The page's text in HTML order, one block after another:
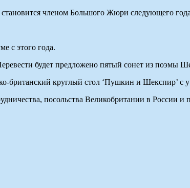
членом Большого Жюри следующего
с этого года.
будет предложено пятый сонет из
британский круглый стол ‘Пушкин и Шекспир’ с
посольства Великобритании в России и